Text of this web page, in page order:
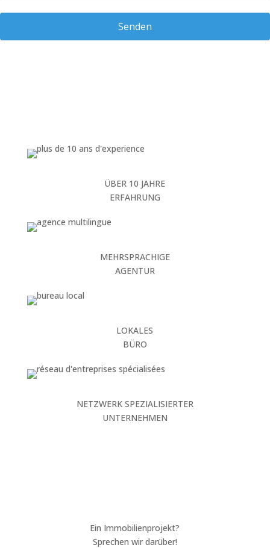
Senden
ÜBER 10 JAHRE
ERFAHRUNG
MEHRSPRACHIGE
AGENTUR
LOKALES
BÜRO
NETZWERK SPEZIALISIERTER
UNTERNEHMEN
Ein Immobilienprojekt?
Sprechen wir darüber!